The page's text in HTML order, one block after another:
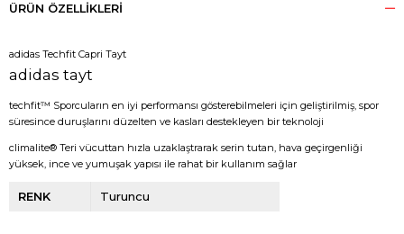
ÜRÜN ÖZELLIKLERI
adidas Techfit Capri Tayt
adidas tayt
techfit™ Sporcuların en iyi performansı gösterebilmeleri için geliştirilmiş, spor
süresince duruşlarını düzelten ve kasları destekleyen bir teknoloji
climalite® Teri vücuttan hızla uzaklaştrarak serin tutan, hava geçirgenliği
yüksek, ince ve yumuşak yapısı ile rahat bir kullanım sağlar
RENK Turuncu